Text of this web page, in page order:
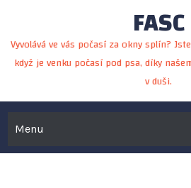
content
FASC
Vyvolává ve vás počasí za okny splín?
když je venku počasí pod psa, díky
v duši.
Menu